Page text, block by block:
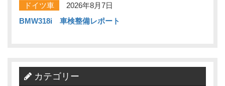
ドイツ車
2026年8月7日
BMW318i 車検整備レポート
カテゴリー